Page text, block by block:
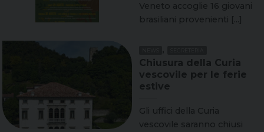
Veneto accoglie 16 giovani
brasiliani provenienti [...]
,
Chiusura della Curia
vescovile per le ferie
estive
Gli uffici della Curia
vescovile saranno chiusi